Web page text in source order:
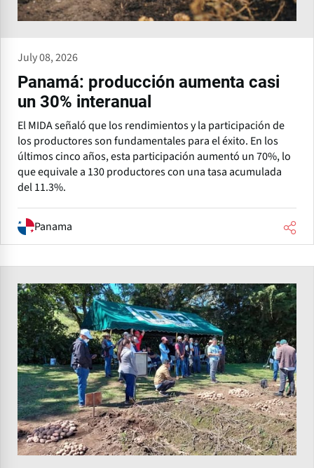
July 08, 2026
Panamá: producción aumenta casi
un 30% interanual
El MIDA señaló que los rendimientos y la participación de
los productores son fundamentales para el éxito. En los
últimos cinco años, esta participación aumentó un 70%, lo
que equivale a 130 productores con una tasa acumulada
del 11.3%.
Panama